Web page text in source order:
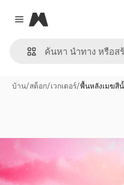
Close menu
Magnific
บ้าน/สต็อก/เวกเตอร์/พื้นหลังเมฆสี